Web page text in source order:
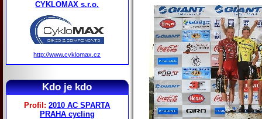
CYKLOMAX s.r.o.
http://www.cyklomax.cz
Kdo je kdo
Profil:2010 AC SPARTA
PRAHA cycling